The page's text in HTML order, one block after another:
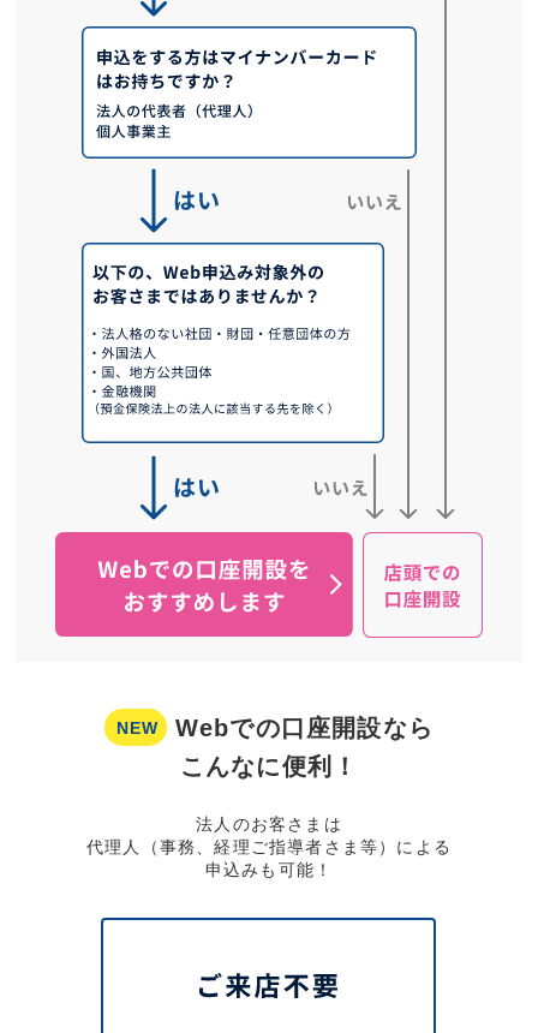
NEW Webでの口座開設なら
こんなに便利！
法人のお客さまは
代理人（事務、経理ご指導者さま等）による
申込みも可能！